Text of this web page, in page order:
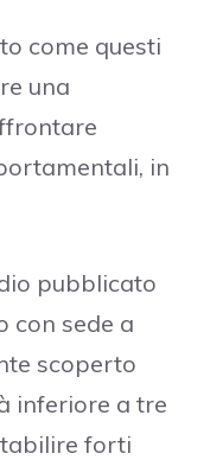
come questi
una
in
pubblicato
con sede a
scoperto
inferiore a tre
forti